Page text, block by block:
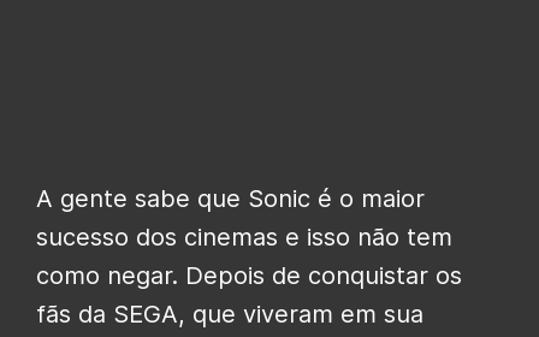
A gente sabe que Sonic é o maior
sucesso dos cinemas e isso não tem
como negar. Depois de conquistar os
fãs da SEGA, que viveram em sua